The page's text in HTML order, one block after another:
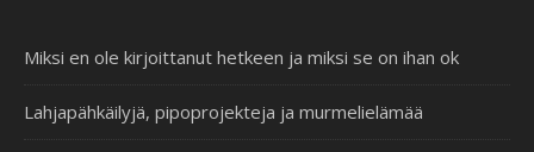
Miksi en ole kirjoittanut hetkeen ja miksi se on ihan ok
Lahjapähkäilyjä, pipoprojekteja ja murmelielämää